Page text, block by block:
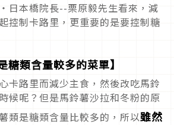
日本橋院長--栗原毅先生看來，減
控制卡路里，更重要的是要控制糖
糖類含量較多的菜單】
卡路里而減少主食，然後改吃馬鈴
候呢？但是馬鈴薯沙拉和冬粉的原
類是糖類含量比較多的，所以雖然